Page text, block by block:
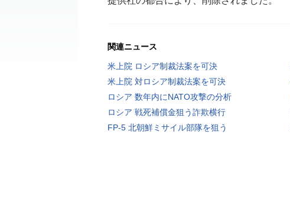
関連ニュース
米上院 ロシア制裁法案を可決
米上院 対ロシア制裁法案を可決
ロシア 数年内にNATO攻撃の分析
ロシア 戦死補償金狙う詐欺横行
FP-5 北朝鮮ミサイル部隊を狙う